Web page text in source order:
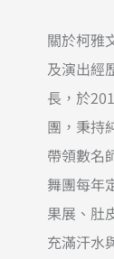
關於柯雅
及演出經
長，於
團，秉持
帶領數名
舞團每年
果展、肚
充滿汗水